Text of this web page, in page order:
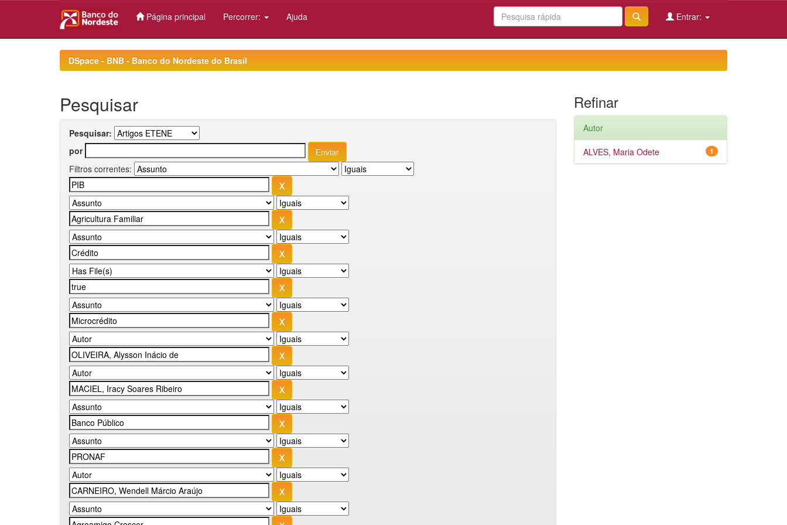
Página principal Percorrer: Ajuda Entrar:
DSpace - BNB - Banco do Nordeste do Brasil
Pesquisar
Pesquisar:
por
Filtros correntes:
Refinar
Autor
1
ALVES, Maria Odete